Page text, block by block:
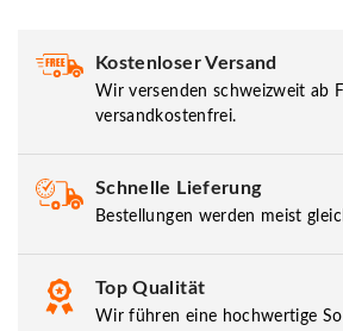
Kostenloser Versand
Wir versenden schweizweit ab
versandkostenfrei.
Schnelle Lieferung
Bestellungen werden meist
Top Qualität
Wir führen eine hochwertige